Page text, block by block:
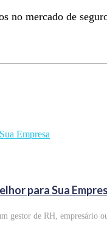
no mercado de
para Sua
gestor de RH,